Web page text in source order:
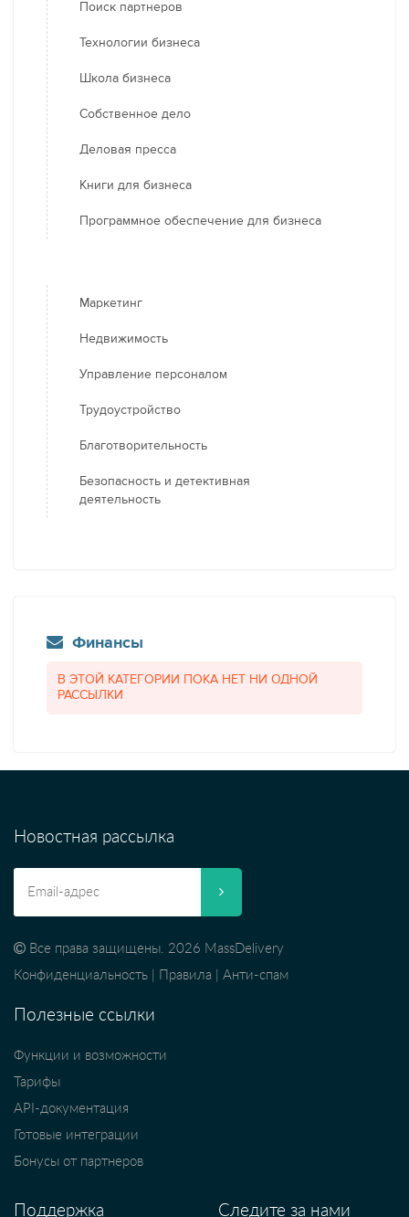
Поиск партнеров
Технологии бизнеса
Школа бизнеса
Собственное дело
Деловая пресса
Книги для бизнеса
Программное обеспечение для бизнеса
Маркетинг
Недвижимость
Управление персоналом
Трудоустройство
Благотворительность
Безопасность и детективная
деятельность
Финансы
В ЭТОЙ КАТЕГОРИИ ПОКА НЕТ НИ ОДНОЙ
РАССЫЛКИ
Новостная рассылка
Все права защищены. 2026 MassDelivery
Конфиденциальность
Правила Анти-спам
Полезные ссылки
Функции и возможности
Тарифы
API-документация
Готовые интеграции
Бонусы от партнеров
Поддержка Следите за нами